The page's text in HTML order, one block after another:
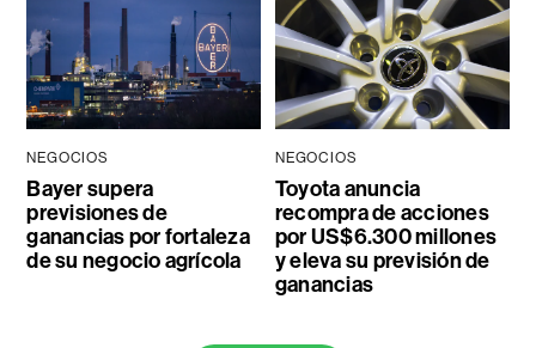
NEGOCIOS
Bayer supera
previsiones de
ganancias por fortaleza
de su negocio agrícola
NEGOCIOS
Toyota anuncia
recompra de acciones
por US$6.300 millones
y eleva su previsión de
ganancias